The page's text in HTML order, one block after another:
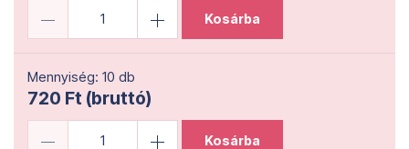
Kosárba
Mennyiség: 10 db
720 Ft (bruttó)
Kosárba